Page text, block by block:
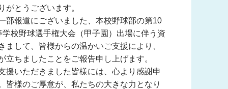
がとうございます。
部報道にございました、本校野球部の第10
学校野球選手権大会（甲子園）出場に伴う資
まして、皆様からの温かいご支援により、
立ちましたことをご報告申し上げます。
援いただきました皆様には、心より感謝申
皆様のご厚意が、私たちの大きな力となり